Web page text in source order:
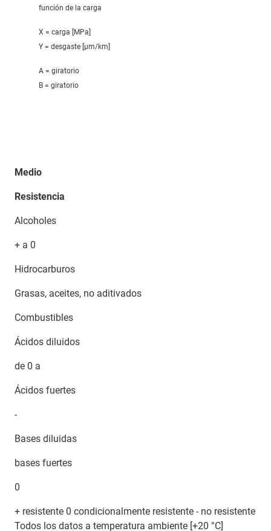
función de la carga
X = carga [MPa]
Y = desgaste [μm/km]
A = giratorio
B = giratorio
Medio
Resistencia
Alcoholes
+ a 0
Hidrocarburos
Grasas, aceites, no aditivados
Combustibles
Ácidos diluidos
de 0 a
Ácidos fuertes
-
Bases diluidas
bases fuertes
0
+ resistente 0 condicionalmente resistente - no resistente
Todos los datos a temperatura ambiente [+20 °C]